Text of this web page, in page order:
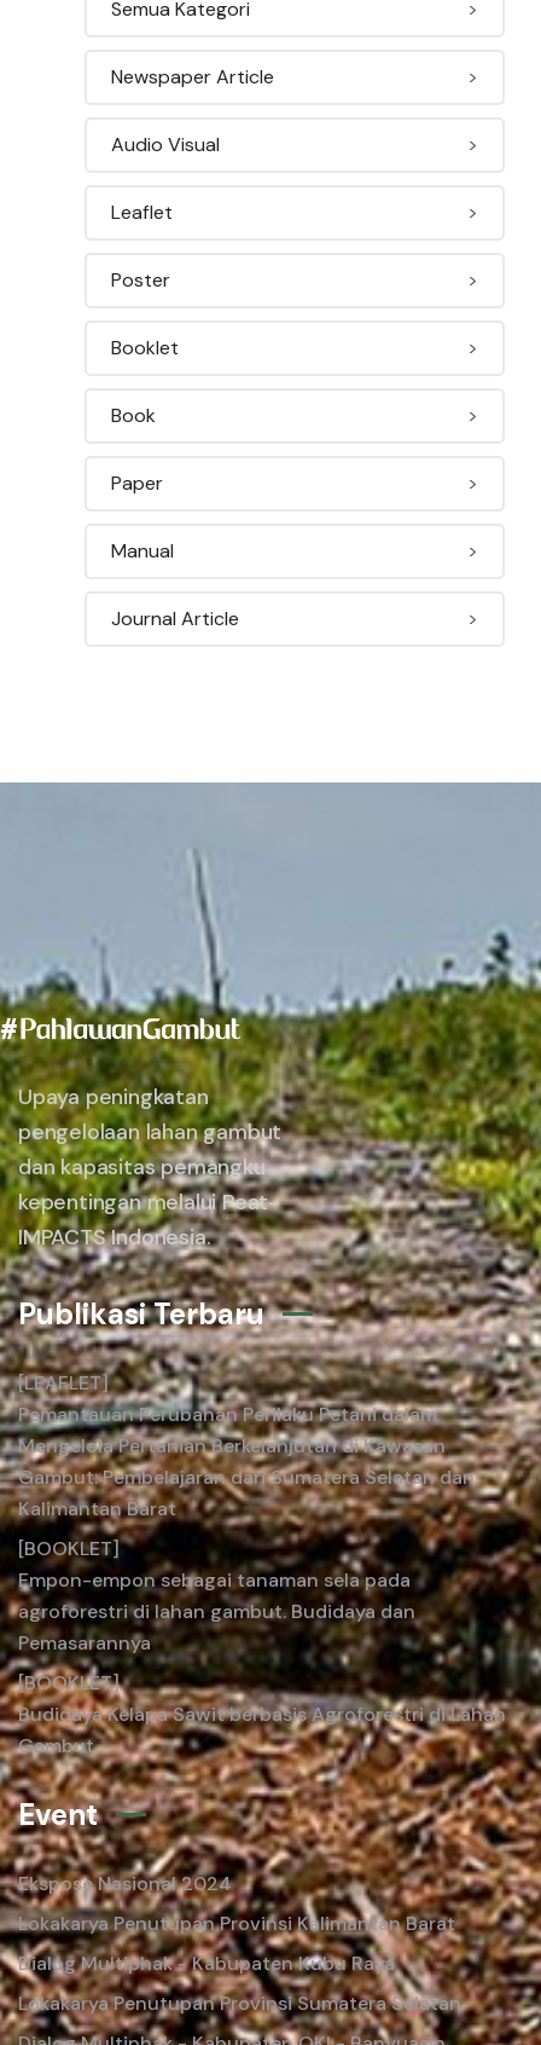
Semua Kategori >
Newspaper Article >
Audio Visual >
Leaflet >
Poster >
Booklet >
Book >
Paper >
Manual >
Journal Article >
Upaya peningkatan
pengelolaan lahan gambut
dan kapasitas pemangku
kepentingan melalui Peat-
IMPACTS Indonesia.
Publikasi Terbaru
[LEAFLET]
Pemantauan Perubahan Perilaku Petani dalam
Mengelola Pertanian Berkelanjutan di Kawasan
Gambut: Pembelajaran dari Sumatera Selatan dan
Kalimantan Barat
[BOOKLET]
Empon-empon sebagai tanaman sela pada
agroforestri di lahan gambut. Budidaya dan
Pemasarannya
[BOOKLET]
Budidaya Kelapa Sawit berbasis Agroforestri di Lahan
Gambut
Event
Ekspose Nasional 2024
Lokakarya Penutupan Provinsi Kalimantan Barat
Dialog Multiphak - Kabupaten Kubu Raya
Lokakarya Penutupan Provinsi Sumatera Selatan